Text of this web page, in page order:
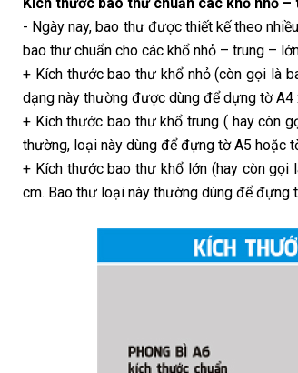
- Ngày nay, bao thư được thiết kế theo
bao thư chuẩn cho các khổ nhỏ – trung –
+ Kích thước bao thư khổ nhỏ (còn gọi là
dạng này thường được dùng để dựng tờ A4
+ Kích thước bao thư khổ trung ( hay còn
thường, loại này dùng để đựng tờ A5 hoặc
+ Kích thước bao thư khổ lớn (hay còn
cm. Bao thư loại này thường dùng để đựng